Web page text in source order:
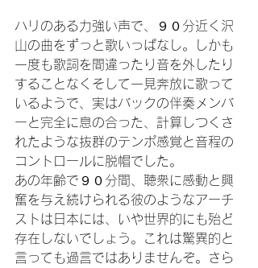
ハリのある力強い声で、９０分近く沢
山の曲をずっと歌いっぱなし。しかも
一度も歌詞を間違ったり音を外したり
することなくそして一見奔放に歌って
いるようで、実はバックの伴奏メンバ
ーと完全に息の合った、計算しつくさ
れたような抜群のテンポ感覚と音程の
コントロールに脱帽でした。
あの年齢で９０分間、聴衆に感動と興
奮を与え続けられる彼のようなアーチ
ストは日本には、いや世界的にも殆ど
存在しないでしょう。これは驚異的と
言っても過言ではありませんぞ。さら